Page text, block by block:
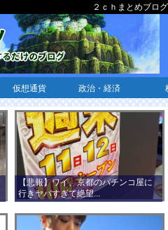
２ｃｈまとめブログ
仮想通貨 政治・経済
【悲報】ワイ、京都のパチンコ屋に
行きヤバすぎて絶望...